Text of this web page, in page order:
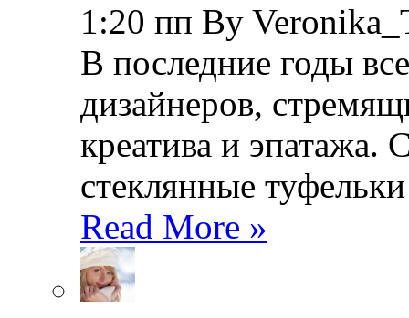
1:20 пп By
В последние годы
дизайнеров,
креатива и эпатажа.
стеклянные
Read More »